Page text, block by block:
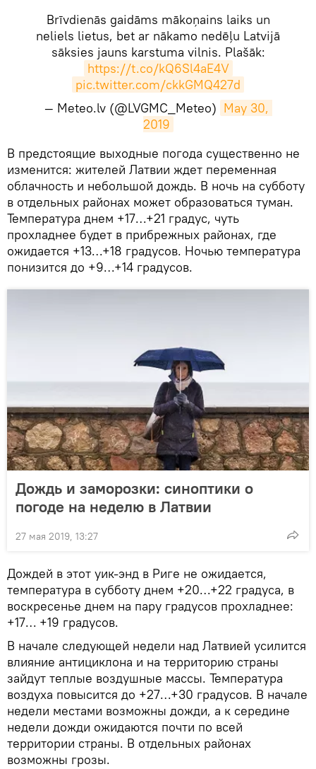
Brīvdienās gaidāms mākoņains laiks un
neliels lietus, bet ar nākamo nedēļu Latvijā
sāksies jauns karstuma vilnis. Plašāk:
https://t.co/kQ6Sl4aE4V
pic.twitter.com/ckkGMQ427d
— Meteo.lv (@LVGMC_Meteo) May 30,
2019
​В предстоящие выходные погода существенно не
изменится: жителей Латвии ждет переменная
облачность и небольшой дождь. В ночь на субботу
в отдельных районах может образоваться туман.
Температура днем +17…+21 градус, чуть
прохладнее будет в прибрежных районах, где
ожидается +13…+18 градусов. Ночью температура
понизится до +9…+14 градусов.
Дождь и заморозки: синоптики о
погоде на неделю в Латвии
27 мая 2019, 13:27
Дождей в этот уик-энд в Риге не ожидается,
температура в субботу днем +20…+22 градуса, в
воскресенье днем на пару градусов прохладнее:
+17… +19 градусов.
В начале следующей недели над Латвией усилится
влияние антициклона и на территорию страны
зайдут теплые воздушные массы. Температура
воздуха повысится до +27…+30 градусов. В начале
недели местами возможны дожди, а к середине
недели дожди ожидаются почти по всей
территории страны. В отдельных районах
возможны грозы.